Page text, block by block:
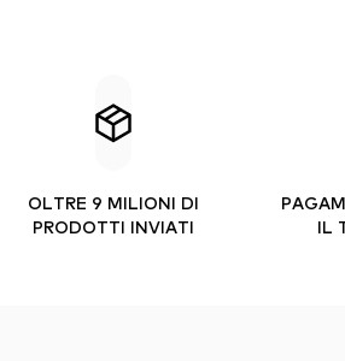
OLTRE 9 MILIONI DI
PRODOTTI INVIATI
IL